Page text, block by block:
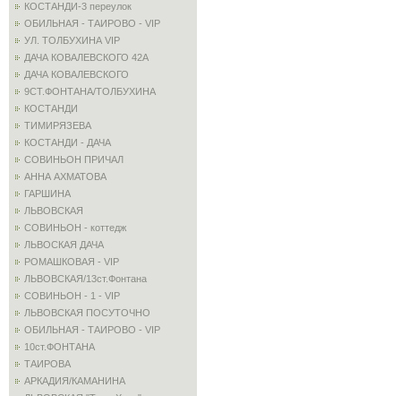
КОСТАНДИ-3 переулок
ОБИЛЬНАЯ - ТАИРОВО - VIP
УЛ. ТОЛБУХИНА VIP
ДАЧА КОВАЛЕВСКОГО 42А
ДАЧА КОВАЛЕВСКОГО
9СТ.ФОНТАНА/ТОЛБУХИНА
КОСТАНДИ
ТИМИРЯЗЕВА
КОСТАНДИ - ДАЧА
СОВИНЬОН ПРИЧАЛ
АННА АХМАТОВА
ГАРШИНА
ЛЬВОВСКАЯ
СОВИНЬОН - коттедж
ЛЬВОСКАЯ ДАЧА
РОМАШКОВАЯ - VIP
ЛЬВОВСКАЯ/13ст.Фонтана
СОВИНЬОН - 1 - VIP
ЛЬВОВСКАЯ ПОСУТОЧНО
ОБИЛЬНАЯ - ТАИРОВО - VIP
10ст.ФОНТАНА
ТАИРОВА
АРКАДИЯ/КАМАНИНА